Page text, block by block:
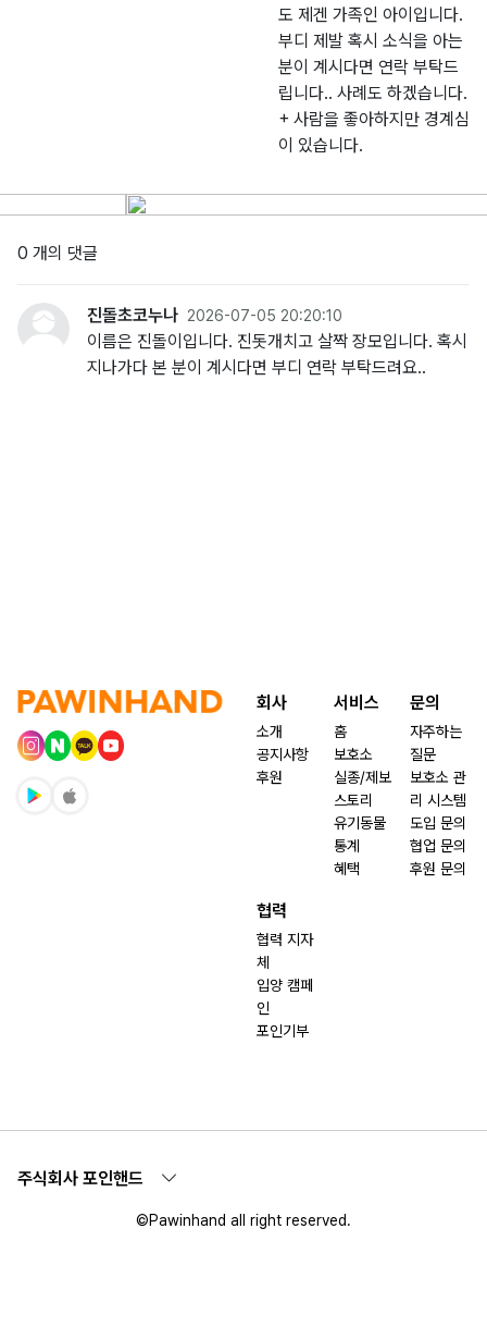
도 제겐 가족인 아이입니다.
부디 제발 혹시 소식을 아는
분이 계시다면 연락 부탁드
립니다.. 사례도 하겠습니다.
+ 사람을 좋아하지만 경계심
이 있습니다.
0 개의 댓글
진돌초코누나 2026-07-05 20:20:10
이름은 진돌이입니다. 진돗개치고 살짝 장모입니다. 혹시
지나가다 본 분이 계시다면 부디 연락 부탁드려요..
회사
소개
공지사항
후원
서비스
홈
보호소
실종/제보
스토리
유기동물
통계
혜택
문의
자주하는
질문
보호소 관
리 시스템
도입 문의
협업 문의
후원 문의
협력
협력 지자
체
입양 캠페
인
포인기부
주식회사 포인핸드
©Pawinhand all right reserved.